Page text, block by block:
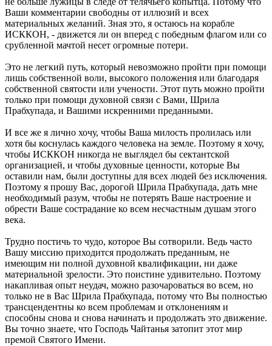
Ваши комментарии свободны от иллюзий и всех
материальных желаний. Зная это, я остаюсь на корабле
ИСККОН, - движется ли он вперед с победным флагом или со
срубленной мачтой несет огромные потери.
Это не легкий путь, который невозможно пройти при помощи
лишь собственной воли, высокого положения или благодаря
собственной святости или учености. Этот путь можно пройти
только при помощи духовной связи с Вами, Шрила
Прабхупада, и Вашими искренними преданными.
И все же я лично хочу, чтобы Ваша милость пролилась или
хотя бы коснулась каждого человека на земле. Поэтому я хочу,
чтобы ИСККОН никогда не выглядел бы сектантской
организацией, и чтобы духовные ценности, которые Вы
оставили нам, были доступны для всех людей без исключения.
Поэтому я прошу Вас, дорогой Шрила Прабхупада, дать мне
необходимый разум, чтобы не потерять Ваше настроение и
обрести Ваше сострадание ко всем несчастным душам этого
века.
Трудно постичь то чудо, которое Вы сотворили. Ведь часто
Вашу миссию приходится продолжать преданным, не
имеющим ни полной духовной квалификации, ни даже
материальной зрелости. Это поистине удивительно. Поэтому
накапливая опыт неудач, можно разочароваться во всем, но
только не в Вас Шрила Прабхупада, потому что Вы полностью
трансцендентны ко всем проблемам и отклонениям и
способны снова и снова начинать и продолжать это движение.
Вы точно знаете, что Господь Чайтанья затопит этот мир
премой Святого Имени.